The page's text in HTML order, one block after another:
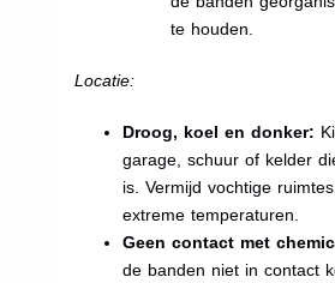
te houden.
Locatie:
Droog, koel en donker:
garage, schuur of kelder
is. Vermijd vochtige
extreme temperaturen.
Geen contact met
de banden niet in contact